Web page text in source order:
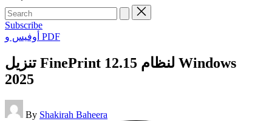
Search
for:
Subscribe
Posted
أوفيس و PDF
تنزيل FinePrint 12.15 لنظام Windows
2025
Posted
by
By Shakirah Baheera